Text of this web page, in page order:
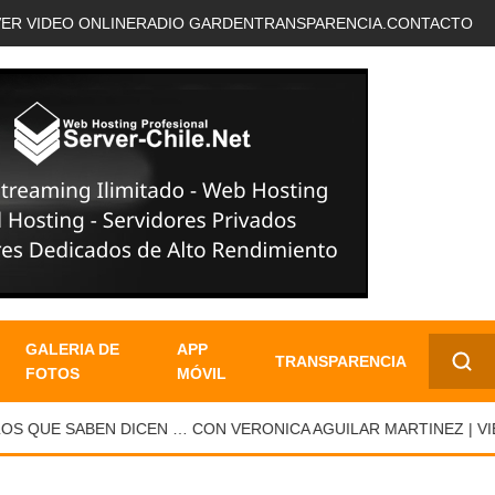
VIDEO ONLINERADIO GARDENTRANSPARENCIA. CONTACTO
GALERIA DE
FOTOS
APP
MÓVIL
TRANSPARENCIA
✕
SABEN DICEN … CON VERONICA AGUILAR MARTINEZ |